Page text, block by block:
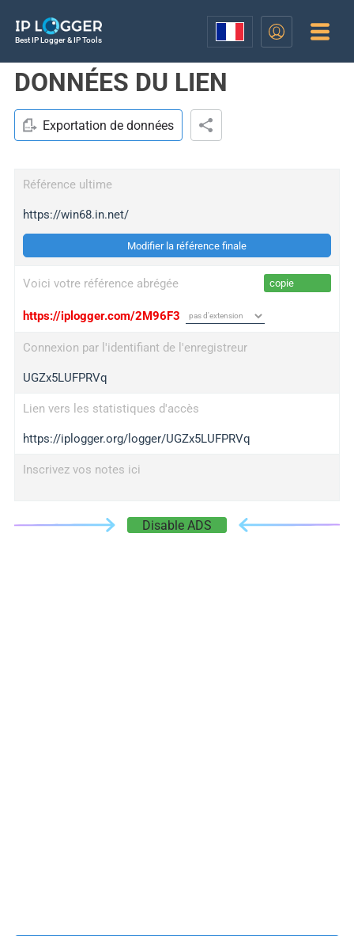
Best IP Logger & IP Tools
DONNÉES DU LIEN
Exportation de données
Référence ultime
https://win68.in.net/
Modifier la référence finale
Voici votre référence abrégée copie
https://iplogger.com/2M96F3
Connexion par l'identifiant de l'enregistreur
UGZx5LUFPRVq
Lien vers les statistiques d'accès
https://iplogger.org/logger/UGZx5LUFPRVq
Inscrivez vos notes ici
Disable ADS